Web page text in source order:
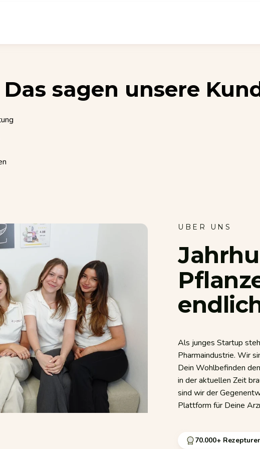
Das sagen unsere
ÜBER UNS
Als junges Startup
Pharmaindustrie. Wir
Dein Wohlbefinden
in der aktuellen Zeit
sind wir der
Plattform für Deine
70.000+